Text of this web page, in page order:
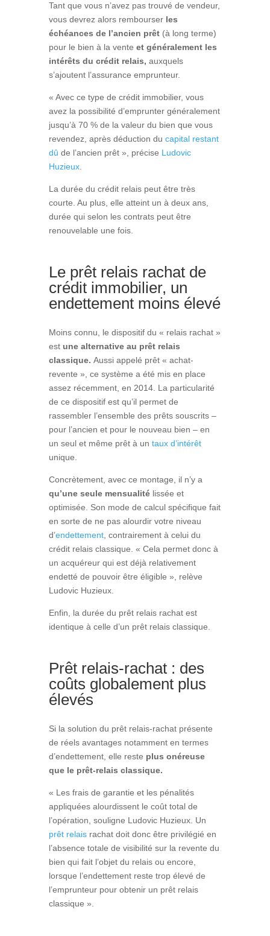
Tant que vous n’avez pas trouvé de vendeur,
vous devrez alors rembourser les
échéances de l’ancien prêt(à long terme)
pour le bien à la vente et généralement les
intérêts du crédit relais, auxquels
s’ajoutent l’assurance emprunteur.
« Avec ce type de crédit immobilier, vous
avez la possibilité d’emprunter généralement
jusqu’à 70 % de la valeur du bien que vous
revendez, après déduction du capital restant
dû de l’ancien prêt », précise Ludovic
Huzieux.
La durée du crédit relais peut être très
courte. Au plus, elle atteint un à deux ans,
durée qui selon les contrats peut être
renouvelable une fois.
Le prêt relais rachat de
crédit immobilier, un
endettement moins élevé
Moins connu, le dispositif du « relais rachat »
est une alternative au prêt relais
classique. Aussi appelé prêt « achat-
revente », ce système a été mis en place
assez récemment, en 2014. La particularité
de ce dispositif est qu’il permet de
rassembler l’ensemble des prêts souscrits –
pour l’ancien et pour le nouveau bien – en
un seul et même prêt à un taux d’intérêt
unique.
Concrètement, avec ce montage, il n’y a
qu’une seule mensualitélissée et
optimisée. Son mode de calcul spécifique fait
en sorte de ne pas alourdir votre niveau
d’endettement, contrairement à celui du
crédit relais classique. « Cela permet donc à
un acquéreur qui est déjà relativement
endetté de pouvoir être éligible », relève
Ludovic Huzieux.
Enfin, la durée du prêt relais rachat est
identique à celle d’un prêt relais classique.
Prêt relais-rachat : des
coûts globalement plus
élevés
Si la solution du prêt relais-rachat présente
de réels avantages notamment en termes
d’endettement, elle reste plus onéreuse
que le prêt-relais classique.
« Les frais de garantie et les pénalités
appliquées alourdissent le coût total de
l’opération, souligne Ludovic Huzieux. Un
prêt relaisrachat doit donc être privilégié en
l’absence totale de visibilité sur la revente du
bien qui fait l’objet du relais ou encore,
lorsque l’endettement reste trop élevé de
l’emprunteur pour obtenir un prêt relais
classique ».